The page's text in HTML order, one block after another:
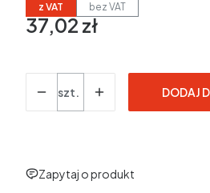
z VAT bez VAT
Cena
37,02 zł
w tym 23% VAT
w tym
szt.
DODAJ
Zapytaj o produkt